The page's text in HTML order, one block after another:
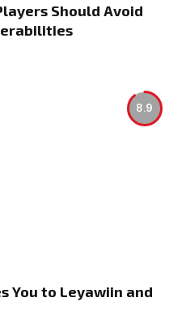
Should Avoid
8.9
You to Leyawiin and